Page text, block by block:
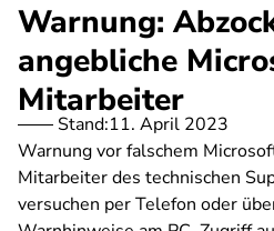
Warnung:
angebliche
Mitarbeiter
Stand:11. April 2023
Warnung vor falschem
Mitarbeiter des technischen
versuchen per Telefon oder